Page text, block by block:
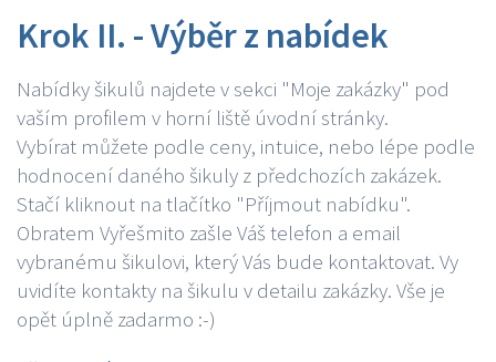
Krok II. - Výběr z nabídek
Nabídky šikulů najdete v sekci "Moje zakázky" pod
vaším profilem v horní liště úvodní stránky.
Vybírat můžete podle ceny, intuice, nebo lépe podle
hodnocení daného šikuly z předchozích zakázek.
Stačí kliknout na tlačítko "Příjmout nabídku".
Obratem Vyřešmito zašle Váš telefon a email
vybranému šikulovi, který Vás bude kontaktovat. Vy
uvidíte kontakty na šikulu v detailu zakázky. Vše je
opět úplně zadarmo :-)